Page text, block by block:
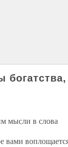
мысли в слова
вами